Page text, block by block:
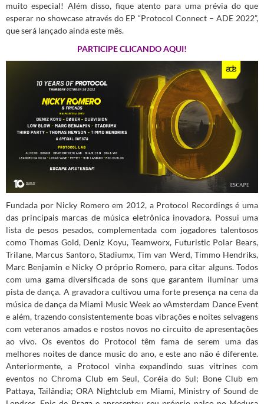
muito especial! Além disso, fique atento para uma prévia do que
esperar no showcase através do EP “Protocol Connect – ADE 2022”,
que será lançado ainda este mês.
PARTICIPE CLICANDO AQUI!
Fundada por Nicky Romero em 2012, a Protocol Recordings é uma
das principais marcas de música eletrônica inovadora. Possui uma
lista de pesos pesados, complementada com jogadores talentosos
como Thomas Gold, Deniz Koyu, Teamworx, Futuristic Polar Bears,
Trilane, Marcus Santoro, Stadiumx, Tim van Werd, Timmo Hendriks,
Marc Benjamin e Nicky O próprio Romero, para citar alguns. Todos
com uma gama diversificada de sons que garantem iluminar uma
pista de dança. A gravadora cultivou uma forte presença na cena da
música de dança da Miami Music Week ao vAmsterdam Dance Event
e além, trazendo consistentemente boas vibrações e noites selvagens
com veteranos amados e rostos novos no circuito de apresentações
ao vivo. Os eventos do Protocol têm fama de serem uma das
melhores noites de dance music do ano, e este ano não é diferente.
Anteriormente, a Protocol vinha expandindo suas vitrines com
eventos no Chroma Club em Seul, Coréia do Sul; Bone Club em
Pattaya, Tailândia; ORA Nightclub em Miami, Ministry of Sound de